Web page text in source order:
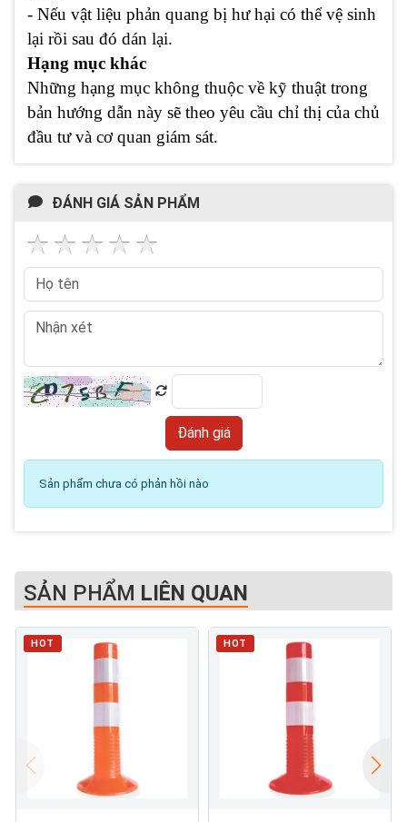
- Nếu vật liệu phản quang bị hư hại có thể vệ sinh
lại rồi sau đó dán lại.
Hạng mục khác
Những hạng mục không thuộc về kỹ thuật trong
bản hướng dẫn này sẽ theo yêu cầu chỉ thị của chủ
đầu tư và cơ quan giám sát.
ĐÁNH GIÁ SẢN PHẨM
Sản phẩm chưa có phản hồi nào
SẢN PHẨM LIÊN QUAN
HOT HOT